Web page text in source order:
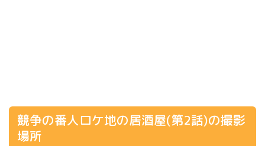
競争の番人ロケ地の居酒屋(第2話)の撮影
場所